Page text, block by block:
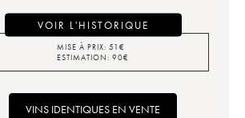
VOIR L'HISTORIQUE
MISE À PRIX: 51 €
ESTIMATION: 90€
VINS IDENTIQUES EN VENTE